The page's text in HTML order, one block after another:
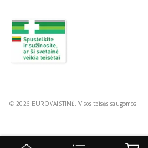
© 2026 EUROVAISTINĖ. Visos teisės saugomos.